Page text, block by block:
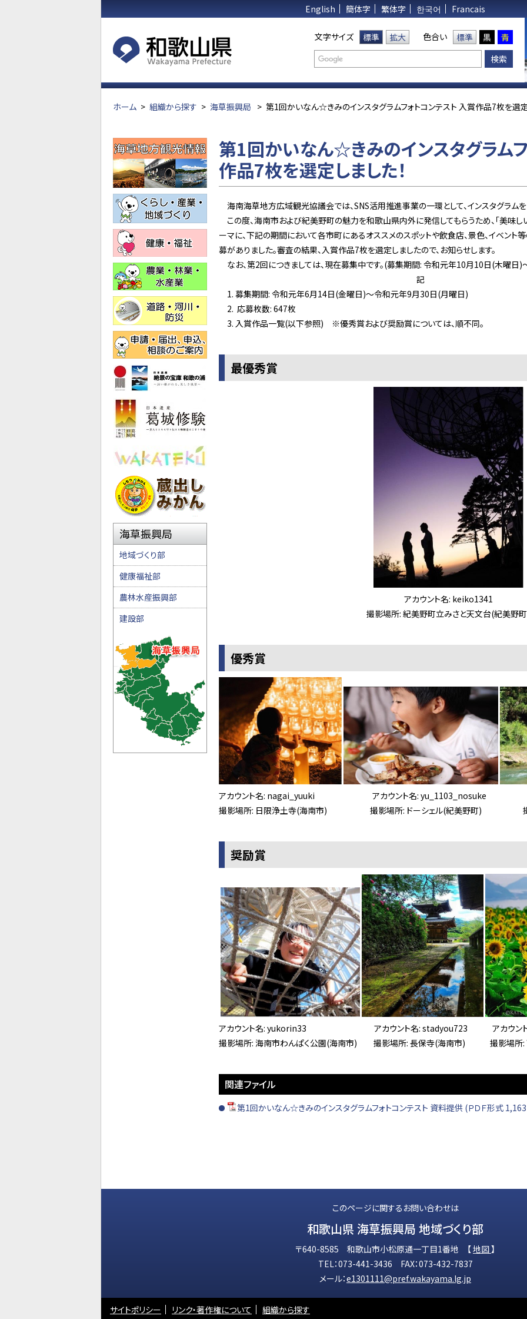
English 簡体字 繁体字 한국어 Francais
文字サイズ 標準 拡大 色合い 標準 黒 青
ホーム > 組織から探す > 海草振興局 > 第1回かいなん☆きみのインスタグラムフォトコンテスト 入賞作品7枚を選定
第1回かいなん☆きみのインスタグラム
作品7枚を選定しました！
海南海草地方広域観光協議会では、SNS活用推進事業の一環として、インスタグラム
この度、海南市および紀美野町の魅力を和歌山県内外に発信してもらうため、「美味しい
ーマに、下記の期間において各市町にあるオススメのスポットや飲食店、景色、イベント
募がありました。審査の結果、入賞作品7枚を選定しましたので、お知らせします。
なお、第2回につきましては、現在募集中です。(募集期間: 令和元年10月10日(木曜
記
募集期間: 令和元年6月14日(金曜日)～令和元年9月30日(月曜日)
応募枚数: 647枚
入賞作品一覧(以下参照) ※優秀賞および奨励賞については、順不同。
最優秀賞
アカウント名: keiko1341
撮影場所: 紀美野町立みさと天文台(紀美野
優秀賞
アカウント名: nagai_yuuki アカウント名: yu_1103_nosuke ア
撮影場所: 日限浄土寺(海南市) 撮影場所: ドーシェル(紀美野町) 撮影
奨励賞
アカウント名: yukorin33 アカウント名: stadyou723 アカウント
撮影場所: 海南市わんぱく公園(海南市) 撮影場所: 長保寺(海南市) 撮影場所:
関連ファイル
第1回かいなん☆きみのインスタグラムフォトコンテスト 資料提供 (ＰＤＦ形式
海草振興局
地域づくり部
健康福祉部
農林水産振興部
建設部
このページに関するお問い合わせは
和歌山県 海草振興局 地域づくり部
〒640-8585 和歌山市小松原通一丁目1番地 【地図】
TEL：073-441-3436 FAX：073-432-7837
メール：e1301111@pref.wakayama.lg.jp
サイトポリシー リンク・著作権について 組織から探す